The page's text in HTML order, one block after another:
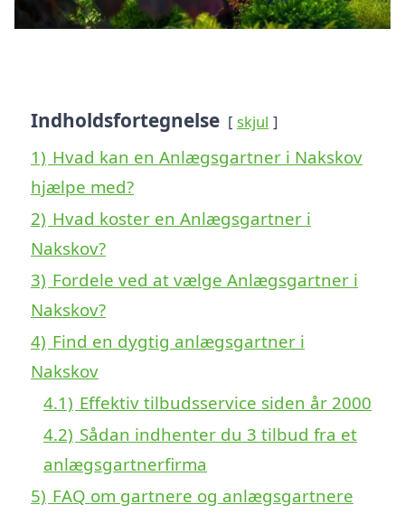
Indholdsfortegnelse skjul
1) Hvad kan en Anlægsgartner i Nakskov
hjælpe med?
2) Hvad koster en Anlægsgartner i
Nakskov?
3) Fordele ved at vælge Anlægsgartner i
Nakskov?
4) Find en dygtig anlægsgartner i
Nakskov
4.1) Effektiv tilbudsservice siden år 2000
4.2) Sådan indhenter du 3 tilbud fra et
anlægsgartnerfirma
5) FAQ om gartnere og anlægsgartnere